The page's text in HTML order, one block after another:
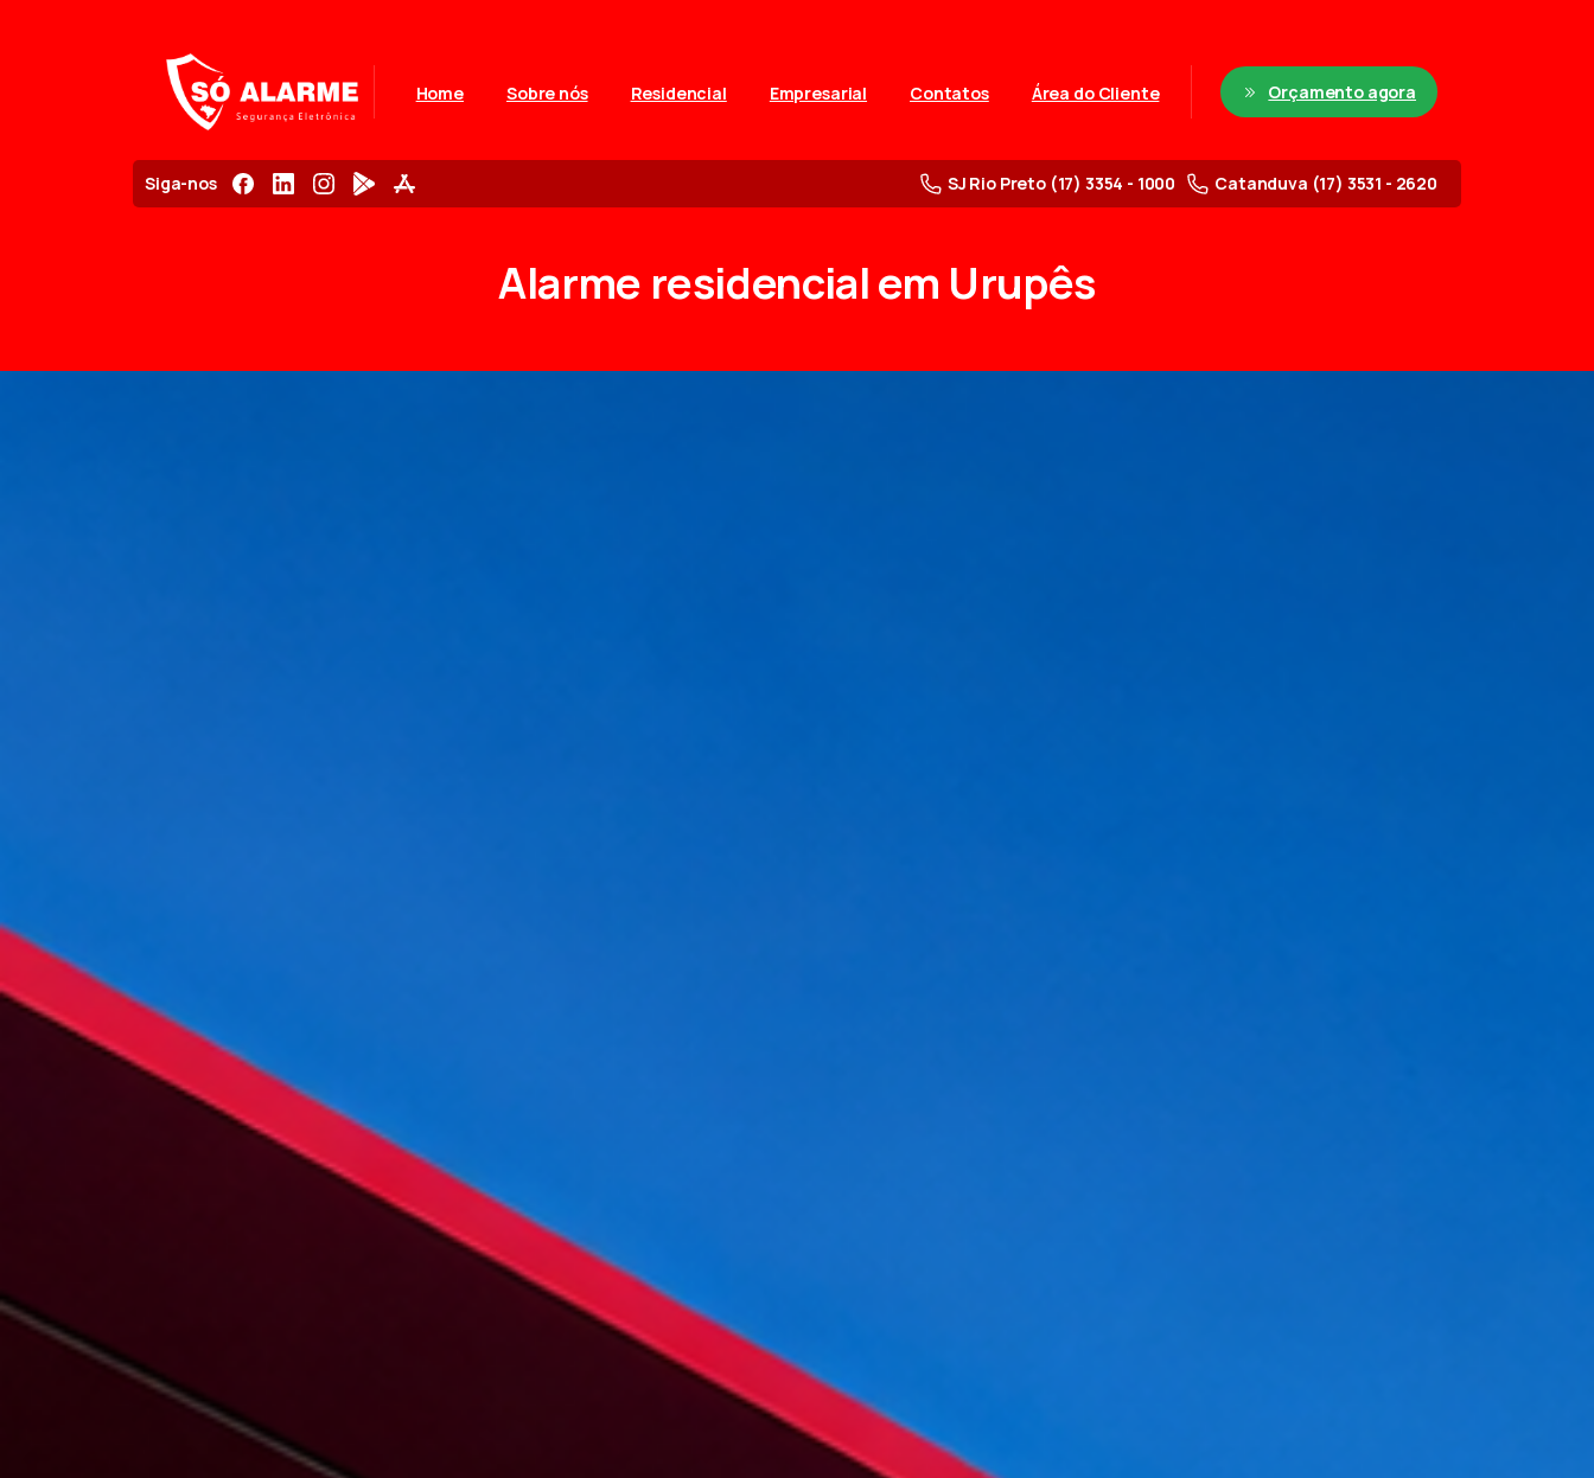
Home Sobre nós Residencial Empresarial Contatos Área do Cliente Orçamento agora
Siga-nos SJ Rio Preto (17) 3354 - 1000 Catanduva (17) 3531 - 2620
Alarme residencialem Urupês